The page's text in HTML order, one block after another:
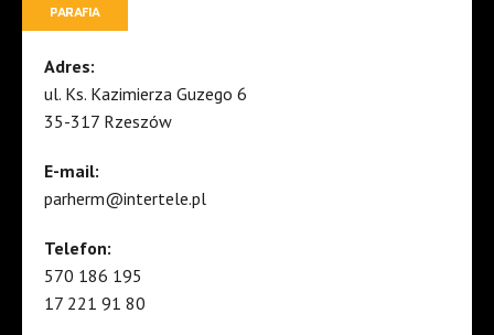
PARAFIA
Adres:
ul. Ks. Kazimierza Guzego 6
35-317 Rzeszów
E-mail:
parherm@intertele.pl
Telefon:
570 186 195
17 221 91 80